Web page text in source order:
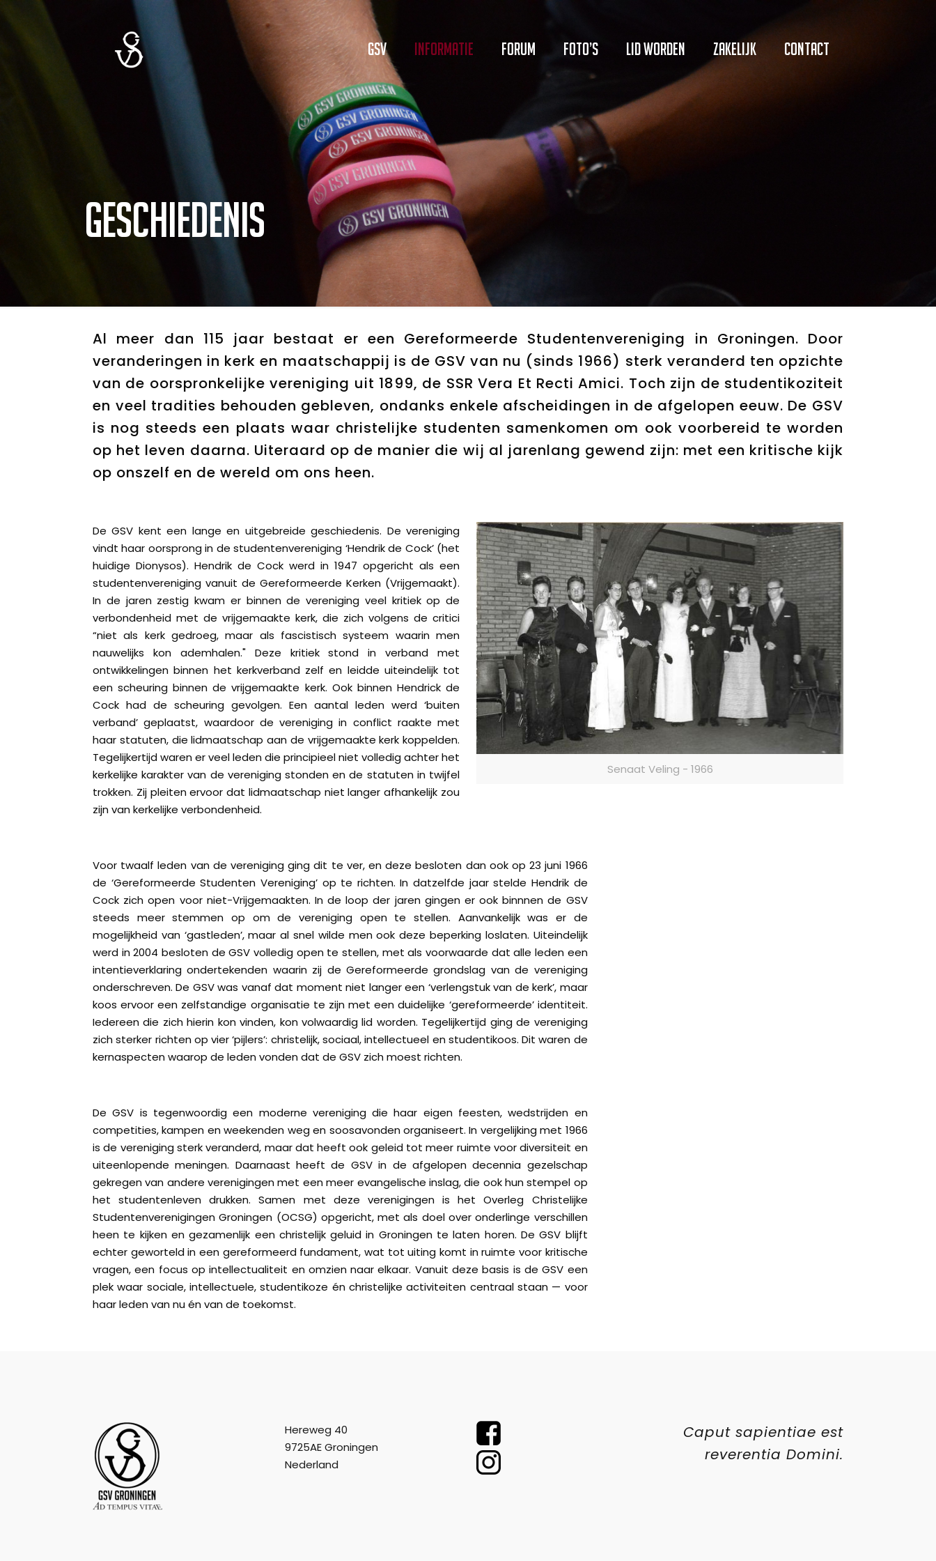
GSV Informatie Forum Foto’s Lid worden Zakelijk Contact
Geschiedenis
Al meer dan 115 jaar bestaat er een Gereformeerde Studentenvereniging in Groningen. Door
veranderingen in kerk en maatschappij is de GSV van nu (sinds 1966) sterk veranderd ten opzichte
van de oorspronkelijke vereniging uit 1899, de SSR Vera Et Recti Amici. Toch zijn de studentikoziteit
en veel tradities behouden gebleven, ondanks enkele afscheidingen in de afgelopen eeuw. De GSV
is nog steeds een plaats waar christelijke studenten samenkomen om ook voorbereid te worden
op het leven daarna. Uiteraard op de manier die wij al jarenlang gewend zijn: met een kritische kijk
op onszelf en de wereld om ons heen.
De GSV kent een lange en uitgebreide geschiedenis. De vereniging
vindt haar oorsprong in de studentenvereniging ‘Hendrik de Cock’ (het
huidige Dionysos). Hendrik de Cock werd in 1947 opgericht als een
studentenvereniging vanuit de Gereformeerde Kerken (Vrijgemaakt).
In de jaren zestig kwam er binnen de vereniging veel kritiek op de
verbondenheid met de vrijgemaakte kerk, die zich volgens de critici
“niet als kerk gedroeg, maar als fascistisch systeem waarin men
nauwelijks kon ademhalen." Deze kritiek stond in verband met
ontwikkelingen binnen het kerkverband zelf en leidde uiteindelijk tot
een scheuring binnen de vrijgemaakte kerk. Ook binnen Hendrick de
Cock had de scheuring gevolgen. Een aantal leden werd ‘buiten
verband’ geplaatst, waardoor de vereniging in conflict raakte met
haar statuten, die lidmaatschap aan de vrijgemaakte kerk koppelden.
Tegelijkertijd waren er veel leden die principieel niet volledig achter het
kerkelijke karakter van de vereniging stonden en de statuten in twijfel
trokken. Zij pleiten ervoor dat lidmaatschap niet langer afhankelijk zou
zijn van kerkelijke verbondenheid.
Senaat Veling - 1966
Voor twaalf leden van de vereniging ging dit te ver, en deze besloten dan ook op 23 juni 1966
de ‘Gereformeerde Studenten Vereniging’ op te richten. In datzelfde jaar stelde Hendrik de
Cock zich open voor niet-Vrijgemaakten. In de loop der jaren gingen er ook binnnen de GSV
steeds meer stemmen op om de vereniging open te stellen. Aanvankelijk was er de
mogelijkheid van ‘gastleden’, maar al snel wilde men ook deze beperking loslaten. Uiteindelijk
werd in 2004 besloten de GSV volledig open te stellen, met als voorwaarde dat alle leden een
intentieverklaring ondertekenden waarin zij de Gereformeerde grondslag van de vereniging
onderschreven. De GSV was vanaf dat moment niet langer een ‘verlengstuk van de kerk’, maar
koos ervoor een zelfstandige organisatie te zijn met een duidelijke ‘gereformeerde’ identiteit.
Iedereen die zich hierin kon vinden, kon volwaardig lid worden. Tegelijkertijd ging de vereniging
zich sterker richten op vier ‘pijlers’: christelijk, sociaal, intellectueel en studentikoos. Dit waren de
kernaspecten waarop de leden vonden dat de GSV zich moest richten.
De GSV is tegenwoordig een moderne vereniging die haar eigen feesten, wedstrijden en
competities, kampen en weekenden weg en soosavonden organiseert. In vergelijking met 1966
is de vereniging sterk veranderd, maar dat heeft ook geleid tot meer ruimte voor diversiteit en
uiteenlopende meningen. Daarnaast heeft de GSV in de afgelopen decennia gezelschap
gekregen van andere verenigingen met een meer evangelische inslag, die ook hun stempel op
het studentenleven drukken. Samen met deze verenigingen is het Overleg Christelijke
Studentenverenigingen Groningen (OCSG) opgericht, met als doel over onderlinge verschillen
heen te kijken en gezamenlijk een christelijk geluid in Groningen te laten horen. De GSV blijft
echter geworteld in een gereformeerd fundament, wat tot uiting komt in ruimte voor kritische
vragen, een focus op intellectualiteit en omzien naar elkaar. Vanuit deze basis is de GSV een
plek waar sociale, intellectuele, studentikoze én christelijke activiteiten centraal staan — voor
haar leden van nu én van de toekomst.
Hereweg 40
9725AE Groningen
Nederland
Caput sapientiae est
reverentia Domini.